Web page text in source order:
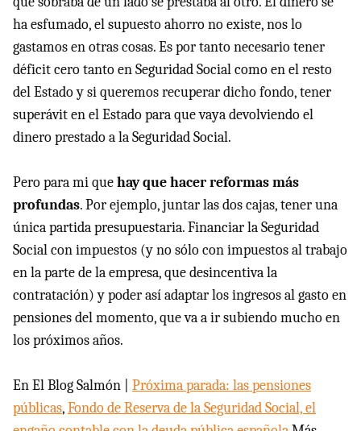
ha esfumado, el supuesto ahorro no existe, nos lo
gastamos en otras cosas. Es por tanto necesario tener
déficit cero tanto en Seguridad Social como en el resto
del Estado y si queremos recuperar dicho fondo, tener
superávit en el Estado para que vaya devolviendo el
dinero prestado a la Seguridad Social.
Pero para mi quehay que hacer reformas más
profundas. Por ejemplo, juntar las dos cajas, tener una
única partida presupuestaria. Financiar la Seguridad
Social con impuestos (y no sólo con impuestos al trabajo
en la parte de la empresa, que desincentiva la
contratación) y poder así adaptar los ingresos al gasto en
pensiones del momento, que va a ir subiendo mucho en
los próximos años.
En El Blog Salmón | Próxima parada: las pensiones
públicas,Fondo de Reserva de la Seguridad Social, el